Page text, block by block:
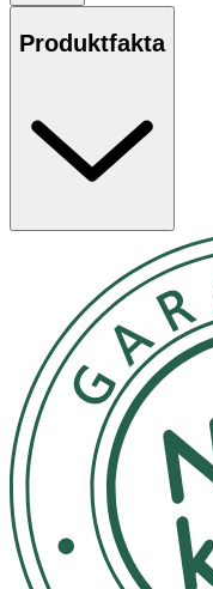
Natural Glow Skin
hälsosam lyster. Den
Den veganska
arktiskt källvatten,
återfukta, ljusa upp
Ljusreflekterande
Egenskaper
· Vegansk formula
· Med nordiskt
hjortronextrakt
· Ger huden en
· Kan användas som
foundation
Produktfakta